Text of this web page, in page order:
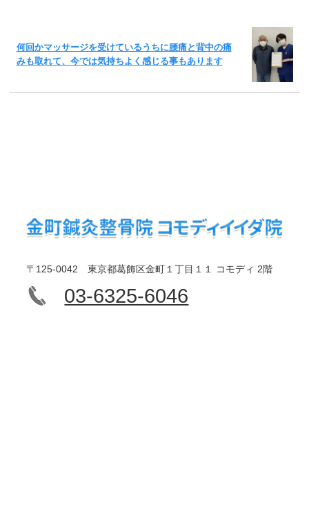
何回かマッサージを受けているうちに腰痛と背中の痛
みも取れて、今では気持ちよく感じる事もあります
〒125-0042 東京都葛飾区金町１丁目１１ コモディ 2階
03-6325-6046